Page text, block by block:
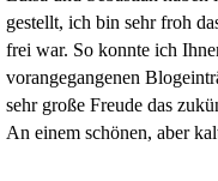
gestellt, ich bin sehr froh
frei war. So konnte ich
vorangegangenen
sehr große Freude das
An einem schönen, aber